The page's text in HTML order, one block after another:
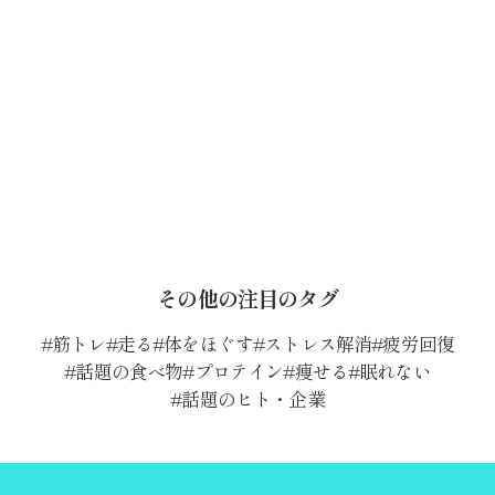
その他の注目のタグ
筋トレ 走る 体をほぐす ストレス解消 疲労回復
話題の食べ物 プロテイン 痩せる 眠れない
話題のヒト・企業